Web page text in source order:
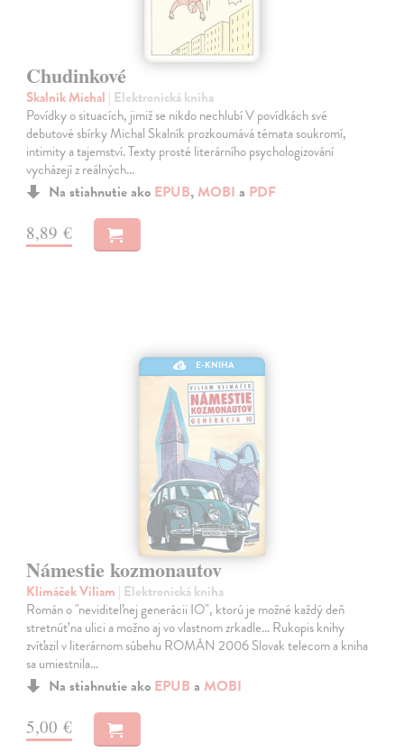
Chudinkové
Skalník Michal | Elektronická kniha
Povídky o situacích, jimiž se nikdo nechlubí V povídkách své
debutové sbírky Michal Skalník prozkoumává témata soukromí,
intimity a tajemství. Texty prosté literárního psychologizování
vycházejí z reálných…
Na stiahnutie ako EPUB, MOBI a PDF
8,89 €
E-KNIHA
Námestie kozmonautov
Klimáček Viliam | Elektronická kniha
Román o "neviditeľnej generácii IO", ktorú je možné každý deň
stretnúť na ulici a možno aj vo vlastnom zrkadle... Rukopis knihy
zvíťazil v literárnom súbehu ROMÁN 2006 Slovak telecom a kniha
sa umiestnila…
Na stiahnutie ako EPUB a MOBI
5,00 €